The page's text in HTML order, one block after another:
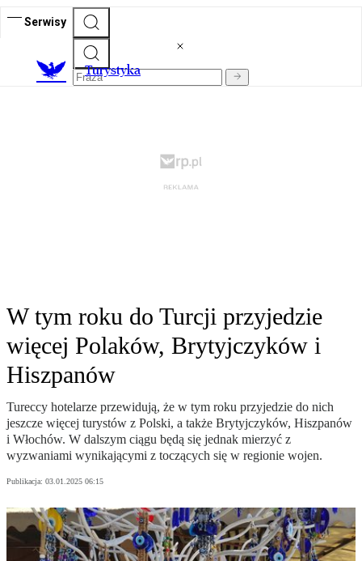
Serwisy
Turystyka
W tym roku do Turcji przyjedzie
więcej Polaków, Brytyjczyków i
Hiszpanów
Tureccy hotelarze przewidują, że w tym roku przyjedzie do nich
jeszcze więcej turystów z Polski, a także Brytyjczyków, Hiszpanów
i Włochów. W dalszym ciągu będą się jednak mierzyć z
wyzwaniami wynikającymi z toczących się w regionie wojen.
Publikacja: 03.01.2025 06:15